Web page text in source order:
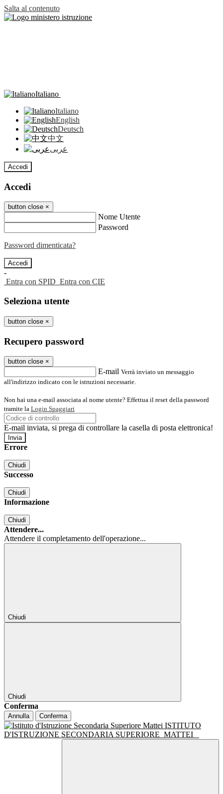
Salta al contenuto
Italiano
Italiano
English
Deutsch
中文
عربى
Accedi
Accedi
button close ×
Nome Utente
Password
Password dimenticata?
-
Entra con SPID Entra con CIE
Seleziona utente
button close ×
Recupero password
button close ×
E-mail Verrà inviato un messaggio
all'indirizzo indicato con le istruzioni necessarie.
Non hai una e-mail associata al nome utente? Effettua il reset della password
tramite la Login Spaggiari
E-mail inviata, si prega di controllare la casella di posta elettronica!
Errore
Chiudi
Successo
Chiudi
Informazione
Chiudi
Attendere...
Attendere il completamento dell'operazione...
Chiudi
Chiudi
Conferma
Annulla Conferma
ISTITUTO
D'ISTRUZIONE SECONDARIA SUPERIORE MATTEI